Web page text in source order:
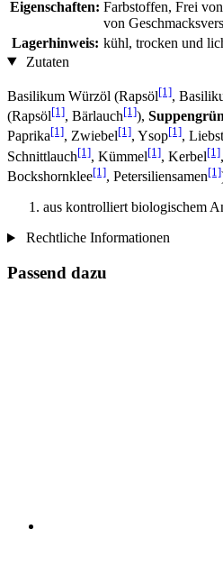
Eigenschaften: Farbstoffen, Frei
von
Lagerhinweis: kühl, trocken und
Zutaten
Basilikum Würzöl (Rapsöl[1],
(Rapsöl[1], Bärlauch[1]),
Paprika[1], Zwiebel[1], Ysop[1],
Schnittlauch[1], Kümmel[1], Kerbel[1]
Bockshornklee[1], Petersiliensamen[1]
aus kontrolliert biologischem
Rechtliche Informationen
Passend dazu